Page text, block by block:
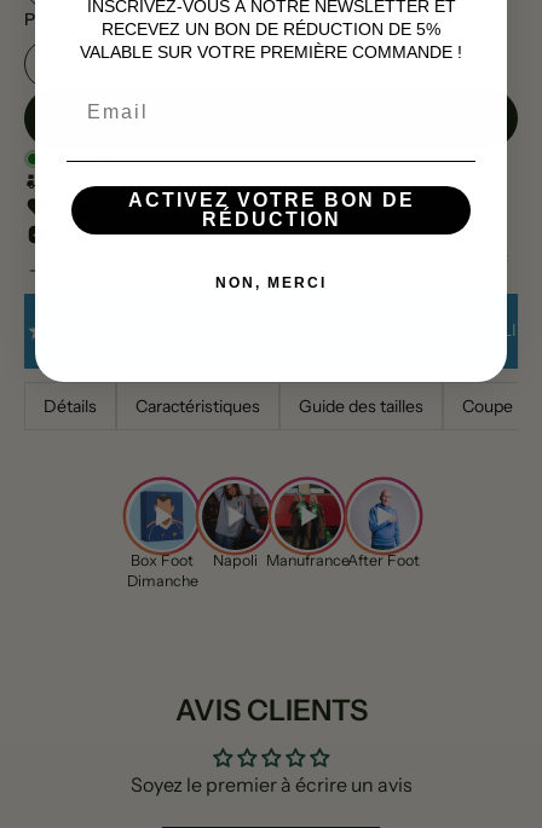
Paper : Matte
En stock
Livré entre leet le
Impression haute définition
Se vend avec ou sans cadre
Détails Caractéristiques Guide des tailles Coupe
Box Foot
Dimanche
Napoli ManufranceAfter Foot
AVIS CLIENTS
Soyez le premier à écrire un avis
INSCRIVEZ-VOUS À NOTRE NEWSLETTER ET
RECEVEZ UN BON DE RÉDUCTION DE 5%
VALABLE SUR VOTRE PREMIÈRE COMMANDE !
ACTIVEZ VOTRE BON DE
RÉDUCTION
NON, MERCI